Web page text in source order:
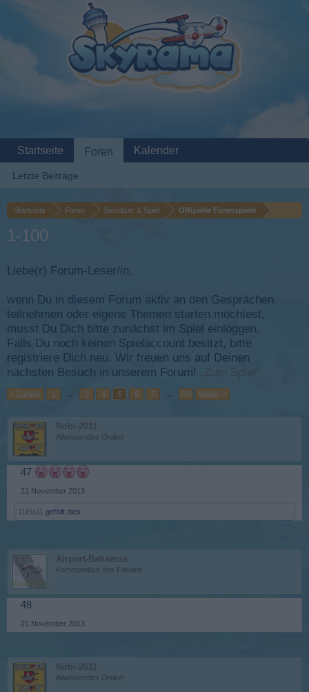
Startseite Foren Benutzer & Spiel Offizielle Forenspiele
1-100
Liebe(r) Forum-Leser/in,
wenn Du in diesem Forum aktiv an den Gesprächen
teilnehmen oder eigene Themen starten möchtest,
musst Du Dich bitte zunächst im Spiel einloggen.
Falls Du noch keinen Spielaccount besitzt, bitte
registriere Dich neu. Wir freuen uns auf Deinen
nächsten Besuch in unserem Forum! „Zum Spiel“
< Zurück 1 ← 3 4 5 6 7 → 2276 Weiter >
Nobi-2011
Allwissendes Orakel
47
21 November 2013
11Ela11 gefällt dies.
Airport-Bahamas
Kommandant des Forums
48
21 November 2013
Nobi-2011
Allwissendes Orakel
Startseite Foren
Letzte Beiträge
Kalender